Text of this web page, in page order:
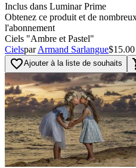
Inclus dans Luminar Prime
Obtenez ce produit et de
l'abonnement
Ciels "Ambre et Pastel"
Cielspar Armand Sarlangue$15.00
favorite_borderAjouter à la liste de souhaits